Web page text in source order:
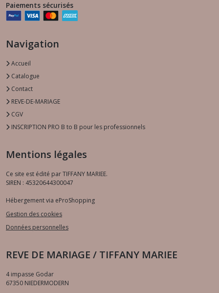
Paiements sécurisés
Navigation
Accueil
Catalogue
Contact
REVE-DE-MARIAGE
CGV
INSCRIPTION PRO B to B pour les professionnels
Mentions légales
Ce site est édité par TIFFANY MARIEE.
SIREN : 45320644300047
Hébergement via eProShopping
Gestion des cookies
Données personnelles
REVE DE MARIAGE / TIFFANY MARIEE
4 impasse Godar
67350 NIEDERMODERN